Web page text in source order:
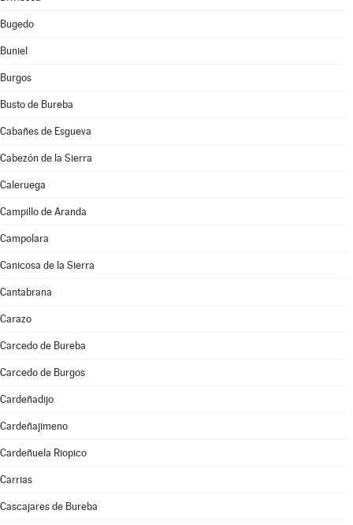
Bugedo
Buniel
Burgos
Busto de Bureba
Cabañes de Esgueva
Cabezón de la Sierra
Caleruega
Campillo de Aranda
Campolara
Canicosa de la Sierra
Cantabrana
Carazo
Carcedo de Bureba
Carcedo de Burgos
Cardeñadijo
Cardeñajimeno
Cardeñuela Riopico
Carrias
Cascajares de Bureba